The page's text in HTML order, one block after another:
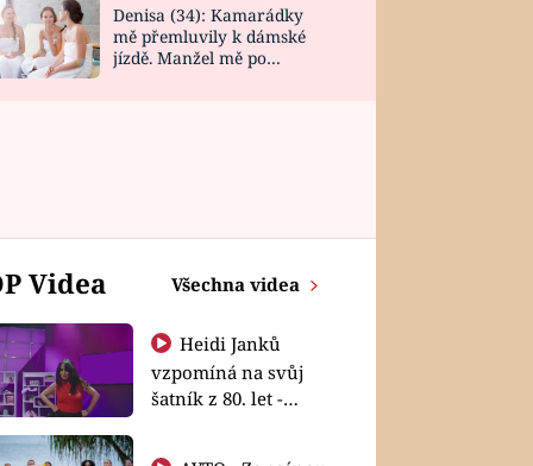
Denisa (34): Kamarádky
mě přemluvily k dámské
jízdě. Manžel mě po
Videa Všechna videa
Heidi Janků
vzpomíná na svůj
šatník z 80. let -